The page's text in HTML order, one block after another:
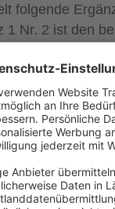
folgende
1 Nr. 2 ist den
zu
oder
ist,
für die
im